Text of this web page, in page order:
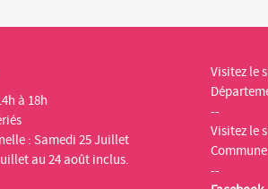
à 18h
: Samedi 25 Juillet
au 24 août inclus.
Visitez le
--
Visitez le
--